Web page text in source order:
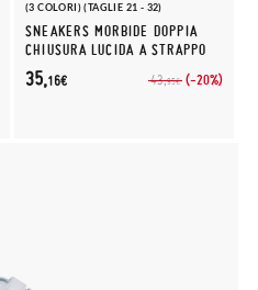
(3 COLORI) (TAGLIE 21 - 32)
SNEAKERS MORBIDE DOPPIA
CHIUSURA LUCIDA A STRAPPO
43,95€ (-20%)
35,16€